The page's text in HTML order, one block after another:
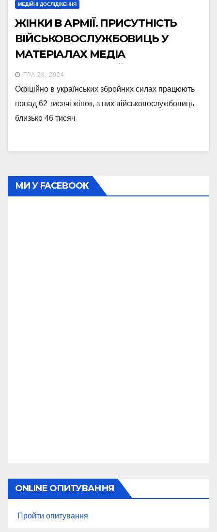
МЕДІЙНІ ДОСЛІДЖЕННЯ
ЖІНКИ В АРМІЇ. ПРИСУТНІСТЬ
ВІЙСЬКОВОСЛУЖБОВИЦЬ У
МАТЕРІАЛАХ МЕДІА
ЗМЕНШИЛАСЯ МАЙЖЕ ВДВІЧІ
ТРА 28, 2024
Офіційно в українських збройних силах працюють
понад 62 тисячі жінок, з них військовослужбовиць
близько 46 тисяч
МИ У FACEBOOK
ONLINE ОПИТУВАННЯ
Пройти опитування